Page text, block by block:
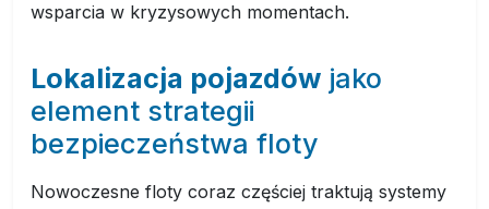
wsparcia w kryzysowych momentach.
Lokalizacja pojazdów jako
element strategii
bezpieczeństwa floty
Nowoczesne floty coraz częściej traktują systemy